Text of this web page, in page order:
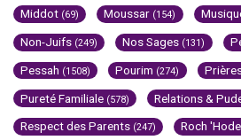
Middot (69) Moussar (154)
Non-Juifs (249) Nos Sages (131)
Pessah (1508) Pourim (274)
Pureté Familiale (578) Relations &
Respect des Parents (247) Roch